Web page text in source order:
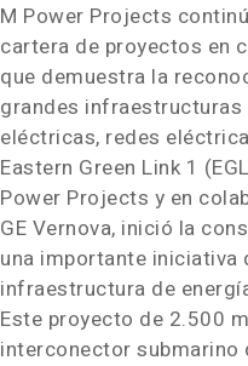
M Power Projects
cartera de proyectos en
que demuestra la
grandes
eléctricas, redes
Eastern Green Link 1
Power Projects y en
GE Vernova, inició la
una importante iniciativa
infraestructura de
Este proyecto de 2.500
interconector submarino